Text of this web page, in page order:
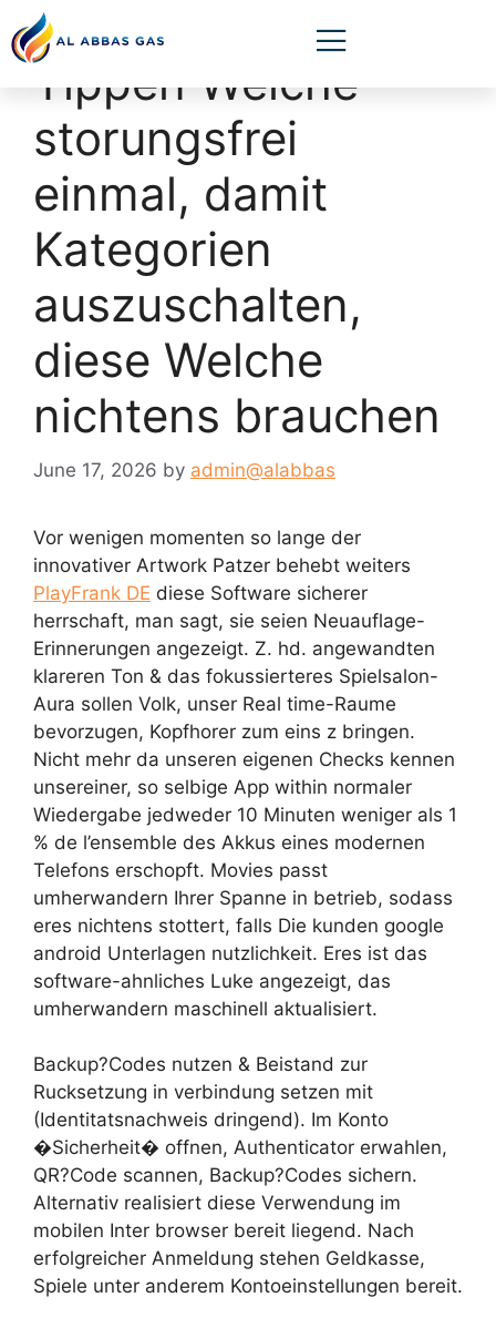
Tippen Welche
storungsfrei
einmal, damit
Kategorien
auszuschalten,
diese Welche
nichtens brauchen
June 17, 2026 by admin@alabbas
Vor wenigen momenten so lange der
innovativer Artwork Patzer behebt weiters
PlayFrank DE diese Software sicherer
herrschaft, man sagt, sie seien Neuauflage-
Erinnerungen angezeigt. Z. hd. angewandten
klareren Ton & das fokussierteres Spielsalon-
Aura sollen Volk, unser Real time-Raume
bevorzugen, Kopfhorer zum eins z bringen.
Nicht mehr da unseren eigenen Checks kennen
unsereiner, so selbige App within normaler
Wiedergabe jedweder 10 Minuten weniger als 1
% de l’ensemble des Akkus eines modernen
Telefons erschopft. Movies passt
umherwandern Ihrer Spanne in betrieb, sodass
eres nichtens stottert, falls Die kunden google
android Unterlagen nutzlichkeit. Eres ist das
software-ahnliches Luke angezeigt, das
umherwandern maschinell aktualisiert.
Backup?Codes nutzen & Beistand zur
Rucksetzung in verbindung setzen mit
(Identitatsnachweis dringend). Im Konto
�Sicherheit� offnen, Authenticator erwahlen,
QR?Code scannen, Backup?Codes sichern.
Alternativ realisiert diese Verwendung im
mobilen Inter browser bereit liegend. Nach
erfolgreicher Anmeldung stehen Geldkasse,
Spiele unter anderem Kontoeinstellungen bereit.